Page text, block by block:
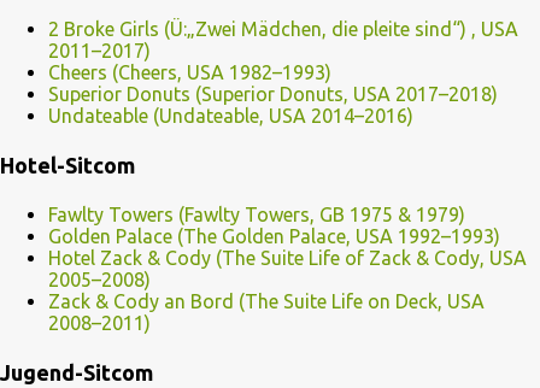
2 Broke Girls (Ü:„Zwei Mädchen, die pleite sind“) , USA
2011–2017)
Cheers (Cheers, USA 1982–1993)
Superior Donuts (Superior Donuts, USA 2017–2018)
Undateable (Undateable, USA 2014–2016)
Hotel-Sitcom
Fawlty Towers (Fawlty Towers, GB 1975 & 1979)
Golden Palace (The Golden Palace, USA 1992–1993)
Hotel Zack & Cody (The Suite Life of Zack & Cody, USA
2005–2008)
Zack & Cody an Bord (The Suite Life on Deck, USA
2008–2011)
Jugend-Sitcom